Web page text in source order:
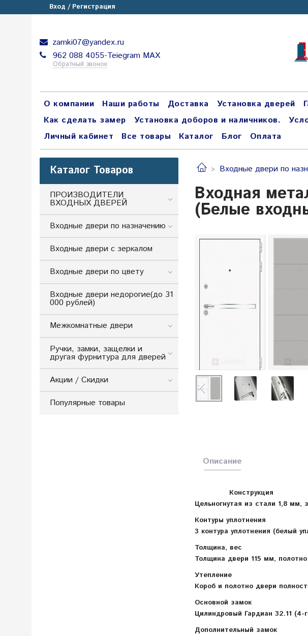
Вход / Регистрация
zamki07@yandex.ru
962 088 4055-Teiegram МАХ
Обратный звонок
О компании Наши работы Доставка Установка дверей
Как сделать замер
Установка доборов и наличников.
Личный кабинет
Все товары Каталог Блог Оплата
Входные двери по
Входная
(Белые
Описание
Конструкция
Цельногнутая из стали 1,8 мм,
Контуры уплотнения
3 контура уплотнения (белый
Толщина, вес
Толщина двери 115 мм,
Утепление
Короб и полотно двери
Основной замок
Цилиндровый Гардиан 32.11 (4-
Дополнительный замок
Каталог Товаров
ПРОИЗВОДИТЕЛИ
ВХОДНЫХ ДВЕРЕЙ
Входные двери по назначению
Входные двери с зеркалом
Входные двери по цвету
Входные двери недорогие(до 31
000 рублей)
Межкомнатные двери
Ручки, замки, защелки и
другая фурнитура для дверей
Акции / Скидки
Популярные товары